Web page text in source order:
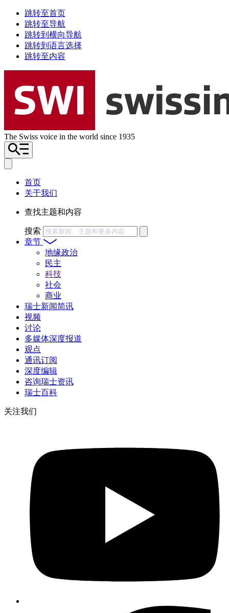
跳转至首页
跳转至导航
跳转到横向导航
跳转到语言选择
跳转至内容
The Swiss voice in the world since 1935
首页
关于我们
查找主题和内容
搜索
章节
地缘政治
民主
科技
社会
商业
瑞士新闻简讯
视频
讨论
多媒体深度报道
观点
通讯订阅
深度编辑
咨询瑞士资讯
瑞士百科
关注我们